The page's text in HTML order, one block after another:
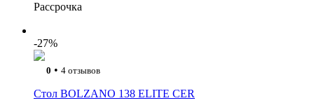
Рассрочка
-27%
0 • 4 отзывов
Стол BOLZANO 138 ELITE CER